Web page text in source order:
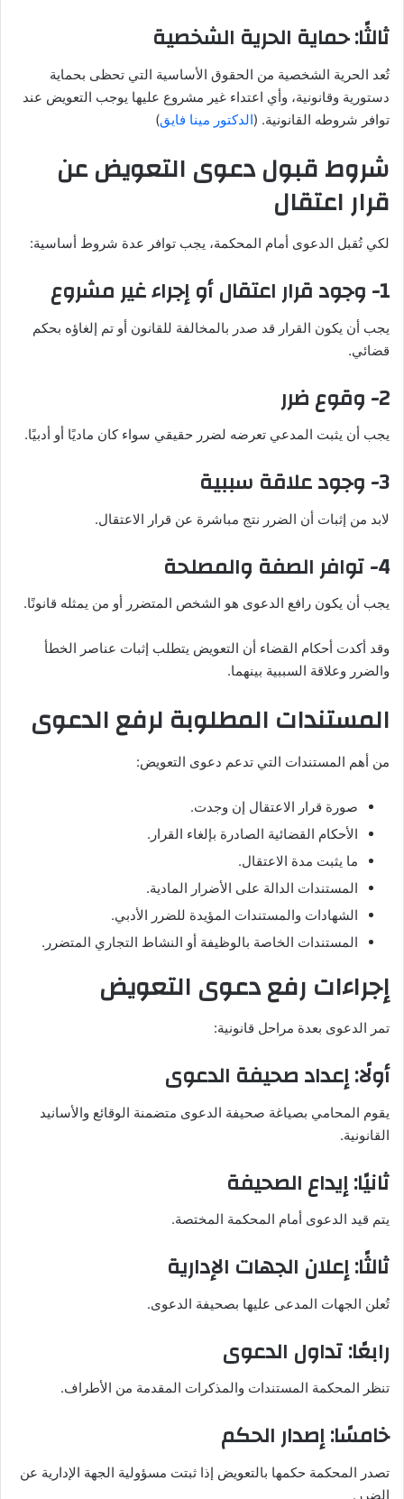
ثالثًا: حماية الحرية الشخصية
تُعد الحرية الشخصية من الحقوق الأساسية التي تحظى بحماية
دستورية وقانونية، وأي اعتداء غير مشروع عليها يوجب التعويض عند
توافر شروطه القانونية. (الدكتور مينا فايق)
شروط قبول دعوى التعويض عن
قرار اعتقال
لكي تُقبل الدعوى أمام المحكمة، يجب توافر عدة شروط أساسية:
1- وجود قرار اعتقال أو إجراء غير مشروع
يجب أن يكون القرار قد صدر بالمخالفة للقانون أو تم إلغاؤه بحكم
قضائي.
2- وقوع ضرر
يجب أن يثبت المدعي تعرضه لضرر حقيقي سواء كان ماديًا أو أدبيًا.
3- وجود علاقة سببية
لابد من إثبات أن الضرر نتج مباشرة عن قرار الاعتقال.
4- توافر الصفة والمصلحة
يجب أن يكون رافع الدعوى هو الشخص المتضرر أو من يمثله قانونًا.
وقد أكدت أحكام القضاء أن التعويض يتطلب إثبات عناصر الخطأ
والضرر وعلاقة السببية بينهما.
المستندات المطلوبة لرفع الدعوى
من أهم المستندات التي تدعم دعوى التعويض:
صورة قرار الاعتقال إن وجدت.
الأحكام القضائية الصادرة بإلغاء القرار.
ما يثبت مدة الاعتقال.
المستندات الدالة على الأضرار المادية.
الشهادات والمستندات المؤيدة للضرر الأدبي.
المستندات الخاصة بالوظيفة أو النشاط التجاري المتضرر.
إجراءات رفع دعوى التعويض
تمر الدعوى بعدة مراحل قانونية:
أولًا: إعداد صحيفة الدعوى
يقوم المحامي بصياغة صحيفة الدعوى متضمنة الوقائع والأسانيد
القانونية.
ثانيًا: إيداع الصحيفة
يتم قيد الدعوى أمام المحكمة المختصة.
ثالثًا: إعلان الجهات الإدارية
تُعلن الجهات المدعى عليها بصحيفة الدعوى.
رابعًا: تداول الدعوى
تنظر المحكمة المستندات والمذكرات المقدمة من الأطراف.
خامسًا: إصدار الحكم
تصدر المحكمة حكمها بالتعويض إذا ثبتت مسؤولية الجهة الإدارية عن
الضرر.